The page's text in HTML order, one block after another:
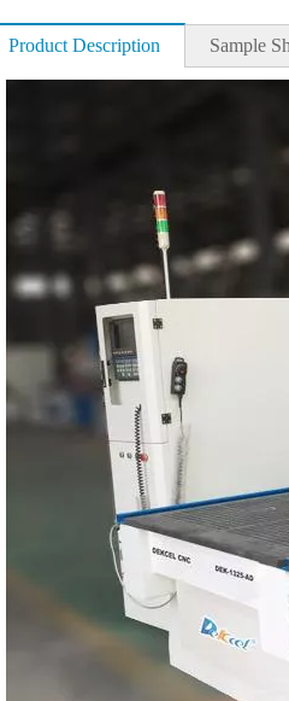
Product Description Sample